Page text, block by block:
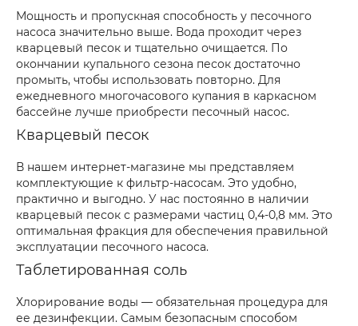
Мощность и пропускная способность у песочного
насоса значительно выше. Вода проходит через
кварцевый песок и тщательно очищается. По
окончании купального сезона песок достаточно
промыть, чтобы использовать повторно. Для
ежедневного многочасового купания в каркасном
бассейне лучше приобрести песочный насос.
Кварцевый песок
В нашем интернет-магазине мы представляем
комплектующие к фильтр-насосам. Это удобно,
практично и выгодно. У нас постоянно в наличии
кварцевый песок с размерами частиц 0,4-0,8 мм. Это
оптимальная фракция для обеспечения правильной
эксплуатации песочного насоса.
Таблетированная соль
Хлорирование воды — обязательная процедура для
ее дезинфекции. Самым безопасным способом